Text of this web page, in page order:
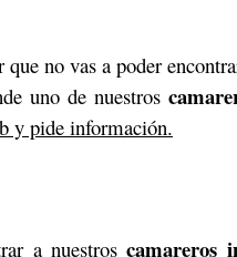
no vas a poder
uno de nuestros
y pide información.
a nuestroscamareros